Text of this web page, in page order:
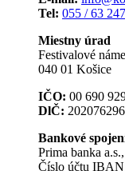
Tel: 055 / 63
Miestny úrad
Festivalové
040 01 Košice
IČO: 00 690
DlČ:
Bankové
Prima banka
Číslo účtu